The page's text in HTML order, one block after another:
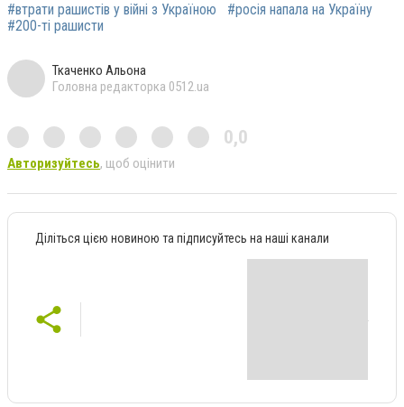
#втрати рашистів у війні з Україною
#росія напала на Україну
#200-ті рашисти
Ткаченко Альона
Головна редакторка 0512.ua
0,0
Авторизуйтесь, щоб оцінити
Діліться цією новиною та підписуйтесь на наші канали